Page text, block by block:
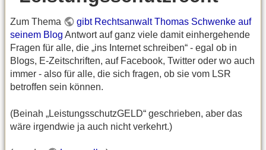
Zum Thema
gibt Rechtsanwalt Thomas Schwenke auf
seinem Blog Antwort auf ganz viele damit einhergehende
Fragen für alle, die „ins Internet schreiben“ - egal ob in
Blogs, E-Zeitschriften, auf Facebook, Twitter oder wo auch
immer - also für alle, die sich fragen, ob sie vom LSR
betroffen sein können.
(Beinah „LeistungsschutzGELD“ geschrieben, aber das
wäre irgendwie ja auch nicht verkehrt.)